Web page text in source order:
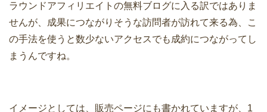
ラウンドアフィリエイトの無料ブログに入る訳ではありま
せんが、成果につながりそうな訪問者が訪れて来る為、こ
の手法を使うと数少ないアクセスでも成約につながってし
まうんですね。
イメージとしては、販売ページにも書かれていますが、1